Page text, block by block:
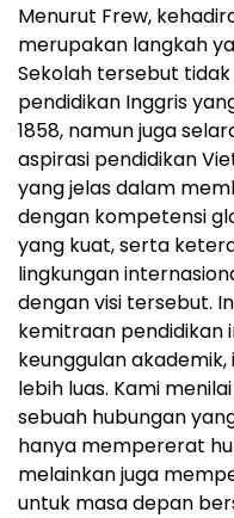
Menurut Frew,
merupakan langkah
Sekolah tersebut
pendidikan Inggris
1858, namun juga
aspirasi pendidikan
yang jelas dalam
dengan kompetensi
yang kuat, serta
lingkungan
dengan visi tersebut.
kemitraan pendidikan
keunggulan
lebih luas. Kami
sebuah hubungan
hanya mempererat
melainkan juga
untuk masa depan